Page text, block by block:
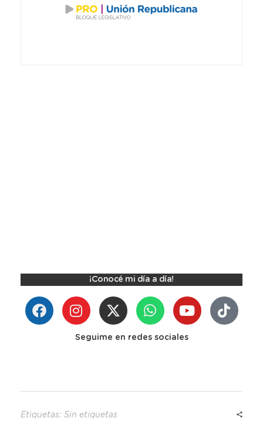
¡Conocé mi día a día!
Seguime en redes sociales
Etiquetas: Sin etiquetas